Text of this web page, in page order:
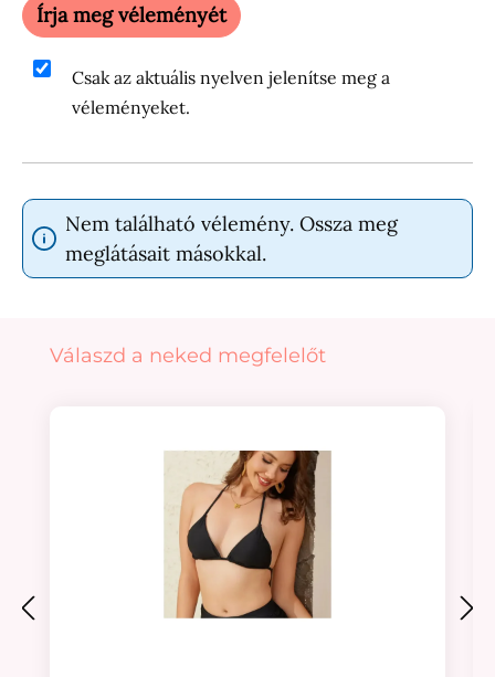
Írja meg véleményét
Csak az aktuális nyelven jelenítse meg a
véleményeket.
Nem található vélemény. Ossza meg
meglátásait másokkal.
Termékgaléria kihagyása
Válaszd a neked megfelelőt